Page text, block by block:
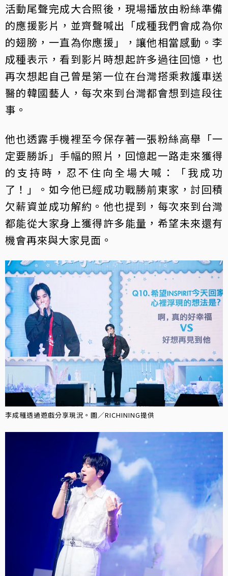
活動尾聲完成大合照後，現場播放由粉絲準備
的應援影片，並齊聲喊出「成種我們會成為你
的翅膀，一直為你應援」，讓他相當感動。李
成種表示，看到影片時想起許多過往回憶，也
再次想起自己曾是第一位在台灣搭乘救護車送
醫的韓國藝人，每次來到台灣都會想到這段往
事。
他也透露手機裡至今保存著一張粉絲高舉「一
定要勝訴」手幅的照片，回憶起一路走來獲得
的支持時，忍不住向全場大喊：「我成功
了！」。如今他已經成功戰勝前東家，討回積
欠薪資並成功解約。他也提到，每次來到台灣
都能從大家身上獲得許多能量，希望未來還有
機會再來與大家見面。
李成種透過遊戲分享現況。圖／RICHINING提供